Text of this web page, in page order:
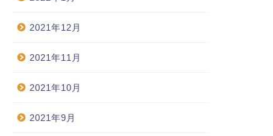
2021年12月
2021年11月
2021年10月
2021年9月